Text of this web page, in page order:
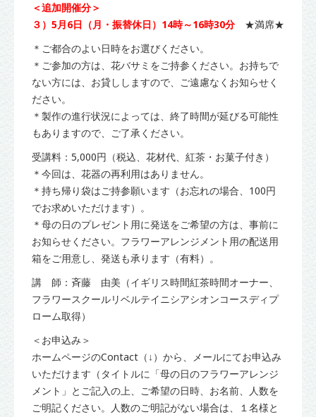
＜追加開催分＞
３）5月6日（月・振替休日）14時～16時30分 ★満席★
＊ご都合のよい日時をお選びください。
＊ご参加の方は、花バサミをご持参ください。お持ちで
ない方には、お貸ししますので、ご遠慮なくお知らせく
ださい。
＊製作の進行状況によっては、終了時間が延びる可能性
もありますので、ご了承ください。
受講料：5,000円（税込、花材代、紅茶・お菓子付き）
＊今回は、花器の再利用はありません。
＊持ち帰り袋はご持参願います（お忘れの場合、100円
でお求めいただけます）。
＊母の日のプレゼント用に発送をご希望の方は、事前に
お知らせください。フラワーアレンジメント用の配送用
箱をご用意し、発送も承ります（有料）。
講 師：斉藤 由美（イギリス時間紅茶時間オーナー、
フラワースクールリベルテイニシアシオンコースディプ
ローム取得）
＜お申込み＞
ホームページのContact（↓）から、メールにてお申込み
いただけます（タイトルに「母の日のフラワーアレンジ
メント」とご記入の上、ご希望の日時、お名前、人数を
ご明記ください。人数のご明記がない場合は、１名様と